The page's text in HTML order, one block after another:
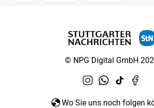
© NPG Digital GmbH
Wo Sie uns noch folgen